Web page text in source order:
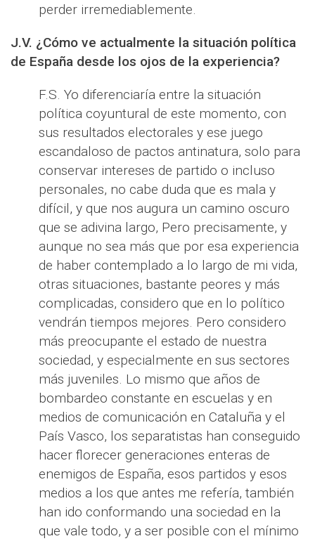
perder irremediablemente.
J.V. ¿Cómo ve actualmente la situación política
de España desde los ojos de la experiencia?
F.S. Yo diferenciaría entre la situación
política coyuntural de este momento, con
sus resultados electorales y ese juego
escandaloso de pactos antinatura, solo para
conservar intereses de partido o incluso
personales, no cabe duda que es mala y
difícil, y que nos augura un camino oscuro
que se adivina largo, Pero precisamente, y
aunque no sea más que por esa experiencia
de haber contemplado a lo largo de mi vida,
otras situaciones, bastante peores y más
complicadas, considero que en lo político
vendrán tiempos mejores. Pero considero
más preocupante el estado de nuestra
sociedad, y especialmente en sus sectores
más juveniles. Lo mismo que años de
bombardeo constante en escuelas y en
medios de comunicación en Cataluña y el
País Vasco, los separatistas han conseguido
hacer florecer generaciones enteras de
enemigos de España, esos partidos y esos
medios a los que antes me refería, también
han ido conformando una sociedad en la
que vale todo, y a ser posible con el mínimo